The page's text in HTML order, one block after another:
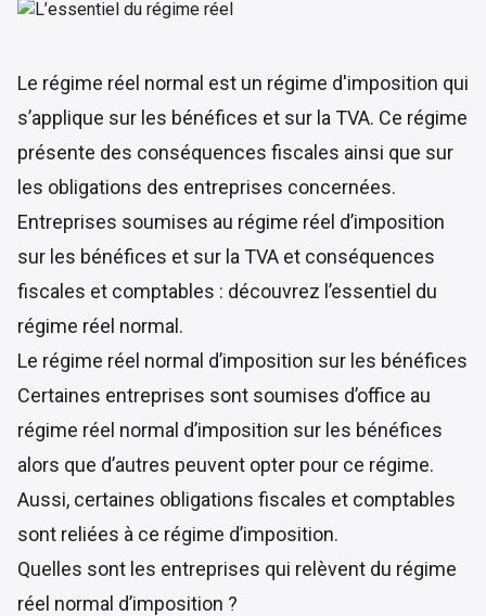
Le régime réel normal est un régime d'imposition qui
s’applique sur les bénéfices et sur la TVA. Ce régime
présente des conséquences fiscales ainsi que sur
les obligations des entreprises concernées.
Entreprises soumises au régime réel d’imposition
sur les bénéfices et sur la TVA et conséquences
fiscales et comptables : découvrez l’essentiel du
régime réel normal.
Le régime réel normal d’imposition sur les bénéfices
Certaines entreprises sont soumises d’office au
régime réel normal d’imposition sur les bénéfices
alors que d’autres peuvent opter pour ce régime.
Aussi, certaines obligations fiscales et comptables
sont reliées à ce régime d’imposition.
Quelles sont les entreprises qui relèvent du régime
réel normal d’imposition ?